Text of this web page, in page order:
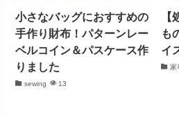
小さなバッグにおすすめの
手作り財布！パターンレー
ベルコイン＆パスケース作
りました
sewing 13
も
イ
家